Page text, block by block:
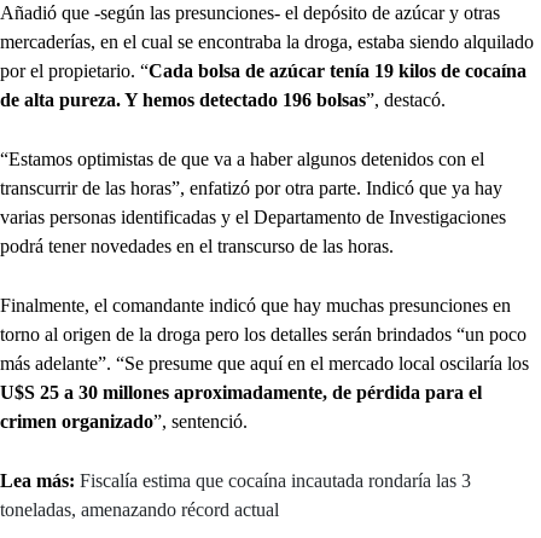
Añadió que -según las presunciones- el depósito de azúcar y otras
mercaderías, en el cual se encontraba la droga, estaba siendo alquilado
por el propietario. “Cada bolsa de azúcar tenía 19 kilos de cocaína
de alta pureza. Y hemos detectado 196 bolsas”, destacó.
“Estamos optimistas de que va a haber algunos detenidos con el
transcurrir de las horas”, enfatizó por otra parte. Indicó que ya hay
varias personas identificadas y el Departamento de Investigaciones
podrá tener novedades en el transcurso de las horas.
Finalmente, el comandante indicó que hay muchas presunciones en
torno al origen de la droga pero los detalles serán brindados “un poco
más adelante”. “Se presume que aquí en el mercado local oscilaría los
U$S 25 a 30 millones aproximadamente, de pérdida para el
crimen organizado”, sentenció.
Lea más: Fiscalía estima que cocaína incautada rondaría las 3
toneladas, amenazando récord actual